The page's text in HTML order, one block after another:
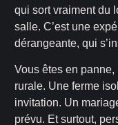
qui sort vraiment du
salle. C’est une
dérangeante, qui
Vous êtes en
rurale. Une ferme
invitation. Un
prévu. Et surtout,